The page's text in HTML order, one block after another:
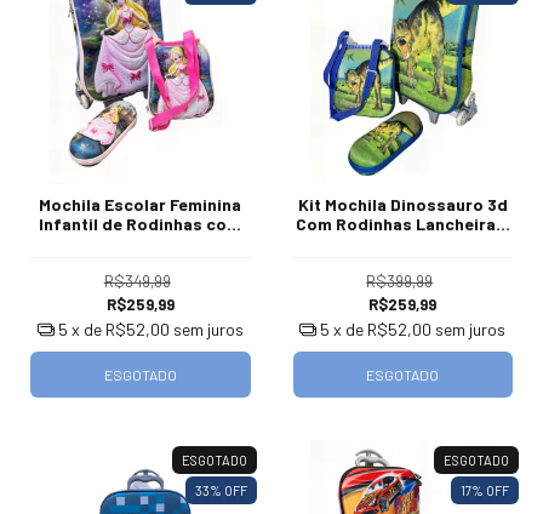
Mochila Escolar Feminina
Infantil de Rodinhas com
R$349,99
R$259,99
5 x de R$52,00 sem juros
ESGOTADO
Kit Mochila Dinossauro 3d
Com Rodinhas Lancheira +
R$399,99
R$259,99
5 x de R$52,00 sem juros
ESGOTADO
ESGOTADO
33% OFF
ESGOTADO
17% OFF